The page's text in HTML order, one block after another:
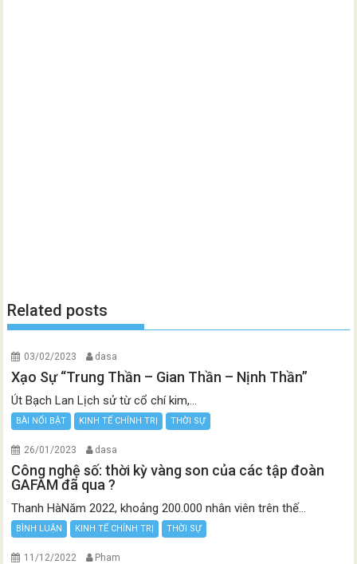
Related posts
03/02/2023 dasa
Xạo Sự “Trung Thần – Gian Thần – Nịnh Thần”
Út Bạch Lan Lịch sử từ cổ chí kim,...
BÀI NỔI BẬT KINH TẾ CHÍNH TRỊ THỜI SỰ
26/01/2023 dasa
Công nghệ số: thời kỳ vàng son của các tập đoàn
GAFAM đã qua ?
Thanh HàNăm 2022, khoảng 200.000 nhân viên trên thế...
BÌNH LUẬN KINH TẾ CHÍNH TRỊ THỜI SỰ
11/12/2022 Pham